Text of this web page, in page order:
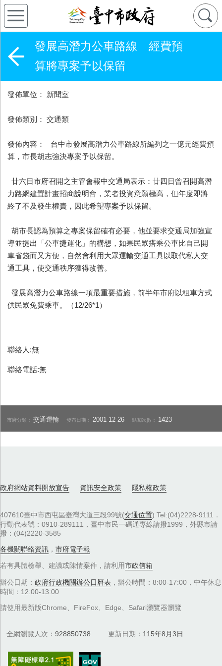
發展高潛力公車路線 經費預
算將專案予以保留
發佈單位： 新聞室
發佈類別： 交通類
發佈內容： 台中市發展高潛力公車路線所編列之一億元經費預
算，市長胡志強決專案予以保留。
廿六日市府召開之主管會報中交通局表示：廿四日曾召開高潛
力路網建置計畫招商說明會，業者投資意願極高，但年度即將
終了不及發生權責，因此希望專案予以保留。
胡市長認為預算之專案保留確有必要，他並要求交通局加強宣
導並提出「公車捷運化」的構想，如果民眾搭乘公車比自己開
車省錢而又方便，自然會利用大眾運輸交通工具以取代私人交
通工具，使交通秩序獲得改善。
發展高潛力公車路線一項最重要措施，前半年市府以租車方式
供民眾免費乘車。（12/26*1）
聯絡人:無
聯絡電話:無
市府分類：交通運輸 發布日期： 2001-12-26 點閱次數： 1423
政府網站資料開放宣告 資訊安全政策 隱私權政策
407610臺中市西屯區臺灣大道三段99號(交通位置) Tel:(04)2228-9111．
行動代表號：0910-289111，臺中市民一碼通專線請撥1999，外縣市請
撥：(04)2220-3585
各機關聯絡資訊 ， 市府電子報
若有具體檢舉、建議或陳情案件，請利用市政信箱
辦公日期： 政府行政機關辦公日曆表 ，辦公時間：8:00-17:00，中午休息
時間：12:00-13:00
請使用最新版Chrome、FireFox、Edge、Safari瀏覽器瀏覽
全網瀏覽人次 928850738 更新日期 115年8月3日